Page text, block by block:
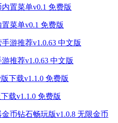
菜单v0.1 免费版
推荐v1.0.63 中文版
载v1.1.0 免费版